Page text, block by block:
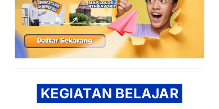
KEGIATAN BELAJAR